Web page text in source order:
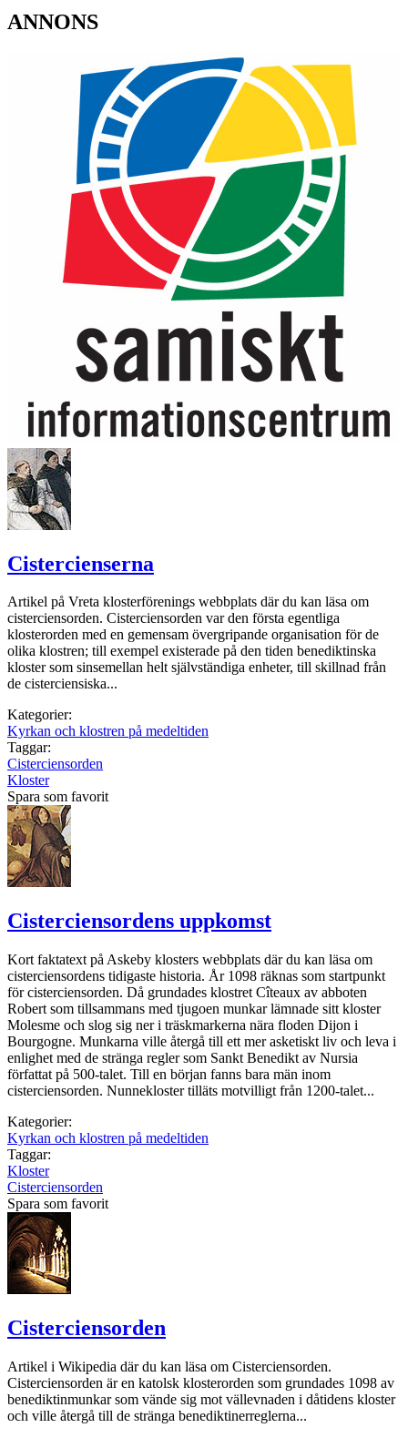
ANNONS
Cistercienserna
Artikel på Vreta klosterförenings webbplats där du kan läsa om
cisterciensorden. Cisterciensorden var den första egentliga
klosterorden med en gemensam övergripande organisation för de
olika klostren; till exempel existerade på den tiden benediktinska
kloster som sinsemellan helt självständiga enheter, till skillnad från
de cisterciensiska...
Kategorier:
Kyrkan och klostren på medeltiden
Taggar:
Cisterciensorden
Kloster
Spara som favorit
Cisterciensordens uppkomst
Kort faktatext på Askeby klosters webbplats där du kan läsa om
cisterciensordens tidigaste historia. År 1098 räknas som startpunkt
för cisterciensorden. Då grundades klostret Cîteaux av abboten
Robert som tillsammans med tjugoen munkar lämnade sitt kloster
Molesme och slog sig ner i träskmarkerna nära floden Dijon i
Bourgogne. Munkarna ville återgå till ett mer asketiskt liv och leva i
enlighet med de stränga regler som Sankt Benedikt av Nursia
författat på 500-talet. Till en början fanns bara män inom
cisterciensorden. Nunnekloster tilläts motvilligt från 1200-talet...
Kategorier:
Kyrkan och klostren på medeltiden
Taggar:
Kloster
Cisterciensorden
Spara som favorit
Cisterciensorden
Artikel i Wikipedia där du kan läsa om Cisterciensorden.
Cisterciensorden är en katolsk klosterorden som grundades 1098 av
benediktinmunkar som vände sig mot vällevnaden i dåtidens kloster
och ville återgå till de stränga benediktinerreglerna...